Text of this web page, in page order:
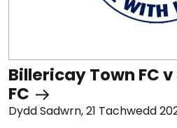
Billericay Town FC
FC
Dydd Sadwrn, 21 Tachwedd